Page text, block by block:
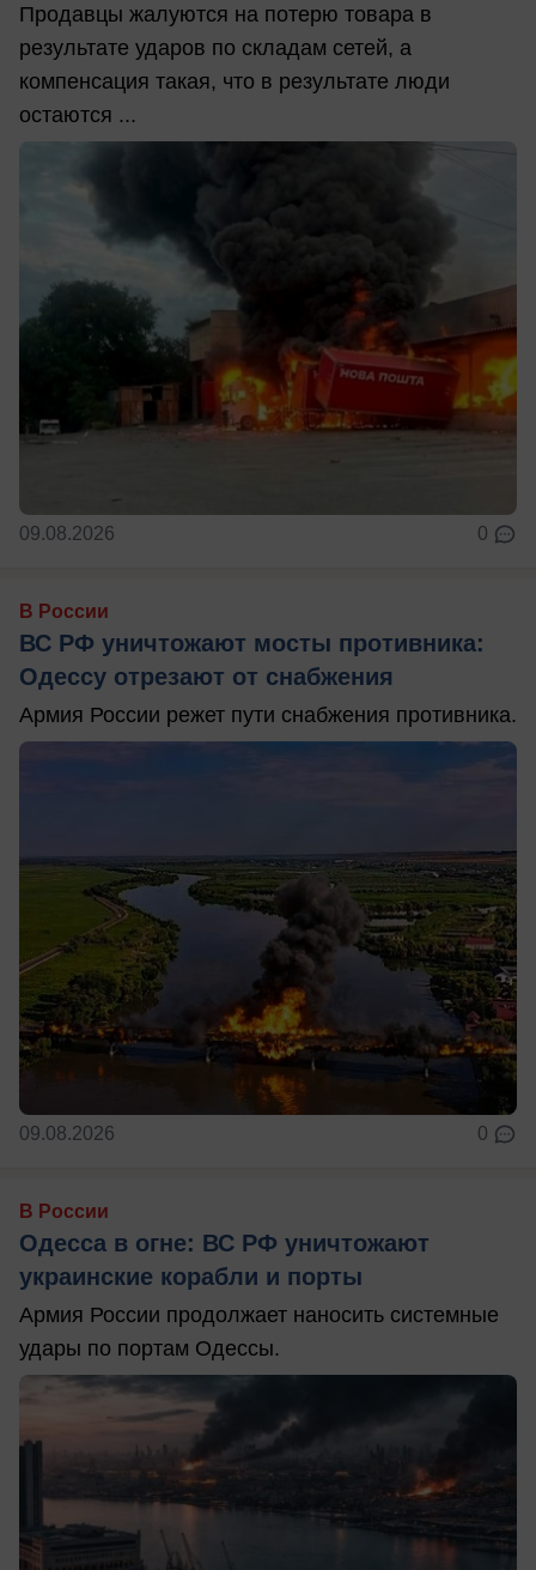
Продавцы жалуются на потерю товара в
результате ударов по складам сетей, а
компенсация такая, что в результате люди
остаются ...
09.08.2026 0
В России
ВС РФ уничтожают мосты противника:
Одессу отрезают от снабжения
Армия России режет пути снабжения противника.
09.08.2026 0
В России
Одесса в огне: ВС РФ уничтожают
украинские корабли и порты
Армия России продолжает наносить системные
удары по портам Одессы.